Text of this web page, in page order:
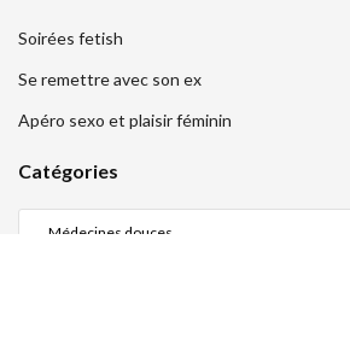
Soirées fetish
Se remettre avec son ex
Apéro sexo et plaisir féminin
Catégories